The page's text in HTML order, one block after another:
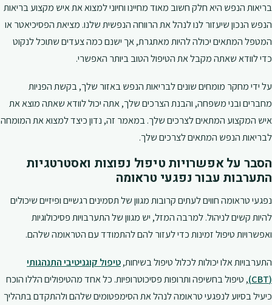
בריאות הנפש היא חלק חשוב מאוד מחיינו וחיוני למצוא את איש מקצוע בריאות
הנפש הנכון שיעזור לנו לנהל את הרווחה הנפשית שלנו. מציאת הפסיכיאטר או
המטפל המתאים יכולה להיות מאתגרת, אך ישנם כמה צעדים שתוכל לנקוט
כדי לוודא שאתה מקבל את הטיפול הטוב ביותר האפשרי.
על ידי מחקר מומחים שונים לבריאות הנפש באזור שלך, בקשת הפניות
מחברים ובני משפחה, והבנת הצרכים שלך, אתה יכול לוודא שאתה מוצא את
איש המקצוע המתאים לצרכים שלך. במאמר זה, נדון כיצד למצוא את המומחה
לבריאות הנפש המתאים לצרכים שלך.
הסבר על אפשרויות טיפול נפוצות ואסטרטגיות
התערבות עבור נפגעי טראומה
נפגעי טראומה חווים לעתים קרובות מגוון של תסמינים רגשיים ופיזיים שיכולים
להיות קשים לניהול. למרבה המזל, יש מגוון של התערבויות פסיכולוגיות
ואפשרויות טיפול זמינות כדי לעזור להם להתמודד עם הטראומה שלהם.
התערבויות אלו יכולות לכלול טיפול בשיחות,טיפול קוגניטיבי התנהגותי
(CBT)
, טיפול בחשיפה ותרופות פסיכוטרופיות. כל אחד מהטיפולים הללו הוכח
כיעיל בסיוע לנפגעי טראומה לנהל את הסימפטומים שלהם ולהתקדם בתהליך